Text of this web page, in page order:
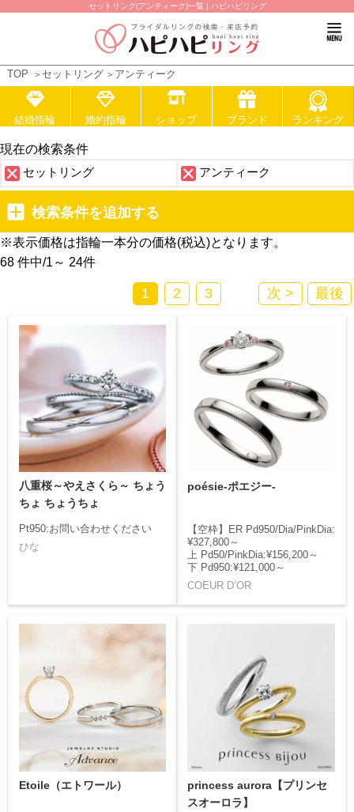
セットリング(アンティーク)一覧 | ハピハピリング
TOP セットリング アンティーク
結婚指輪 婚約指輪 ショップ ブランド ランキング
現在の検索条件
セットリング アンティーク
検索条件を追加する
※表示価格は指輪一本分の価格(税込)となります。
68 件中/1～ 24件
1 2 3 次 > 最後
八重桜～やえさくら～ ちょう
ちょ ちょうちょ
Pt950:お問い合わせください
ひな
poésie-ポエジー-
【空枠】ER Pd950/Dia/PinkDia:
¥327,800～
上 Pd50/PinkDia:¥156,200～
下 Pd950:¥121,000～
COEUR D’OR
Etoile（エトワール）
princess aurora【プリンセ
スオーロラ】